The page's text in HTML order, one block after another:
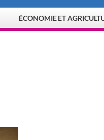
ÉCONOMIE ET